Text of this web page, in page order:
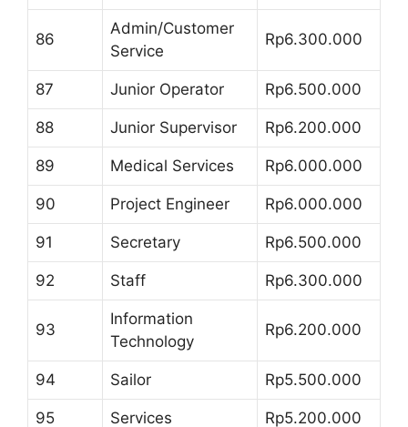
86
Admin/Customer
Service
Rp6.300.000
87 Junior Operator Rp6.500.000
88 Junior Supervisor Rp6.200.000
89 Medical Services Rp6.000.000
90 Project Engineer Rp6.000.000
91 Secretary Rp6.500.000
92 Staff Rp6.300.000
93
Information
Technology
Rp6.200.000
94 Sailor Rp5.500.000
95 Services Rp5.200.000